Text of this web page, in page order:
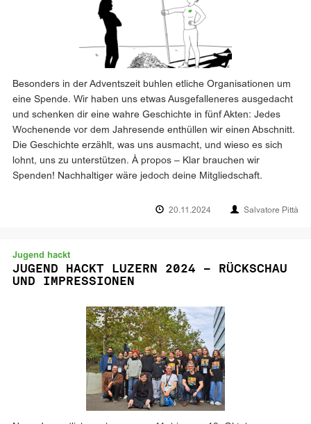
Besonders in der Adventszeit buhlen etliche Organisationen um
eine Spende. Wir haben uns etwas Ausgefalleneres ausgedacht
und schenken dir eine wahre Geschichte in fünf Akten: Jedes
Wochenende vor dem Jahresende enthüllen wir einen Abschnitt.
Die Geschichte erzählt, was uns ausmacht, und wieso es sich
lohnt, uns zu unterstützen. À propos – Klar brauchen wir
Spenden! Nachhaltiger wäre jedoch deine Mitgliedschaft.
20.11.2024 Salvatore Pittà
Jugend hackt
JUGEND HACKT LUZERN 2024 – RÜCKSCHAU
UND IMPRESSIONEN